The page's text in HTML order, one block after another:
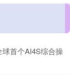
首个AI4S综合操